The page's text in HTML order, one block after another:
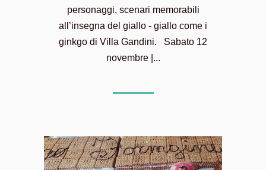
personaggi, scenari memorabili
all’insegna del giallo - giallo come i
ginkgo di Villa Gandini. Sabato 12
novembre |...